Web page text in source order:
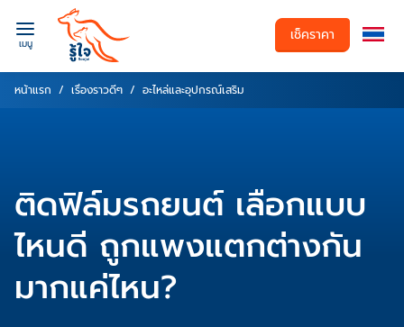
เมนู เช็คราคา
หน้าแรก เรื่องราวดีๆ อะไหล่และอุปกรณ์เสริม
ติดฟิล์มรถยนต์ เลือกแบบ
ไหนดี ถูกแพงแตกต่างกัน
มากแค่ไหน?